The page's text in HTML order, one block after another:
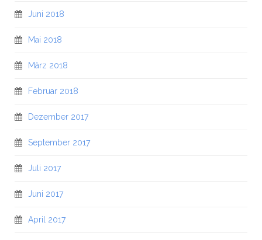
Juni 2018
Mai 2018
März 2018
Februar 2018
Dezember 2017
September 2017
Juli 2017
Juni 2017
April 2017